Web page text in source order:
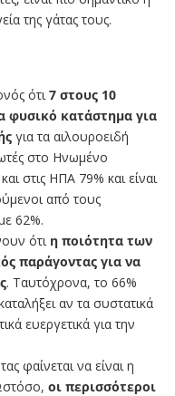
της γάτας τους.
ότι 7 στους 10
φυσικό κατάστημα για
για τα αιλουροειδή
στο Ηνωμένο
στις ΗΠΑ 79% και είναι
από τους
62%.
ότι η ποιότητα των
παράγοντας για να
. Ταυτόχρονα, το 66%
αν τα συστατικά
ευεργετικά για την
φαίνεται να είναι η
οι περισσότεροι